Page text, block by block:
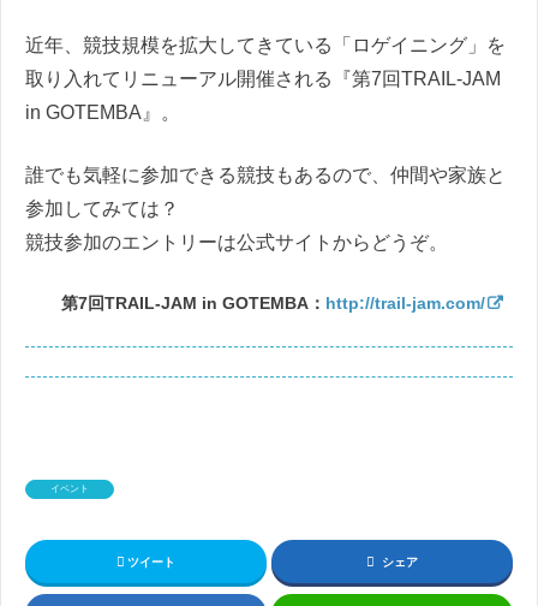
近年、競技規模を拡大してきている「ロゲイニング」を
取り入れてリニューアル開催される『第7回TRAIL-JAM
in GOTEMBA』。
誰でも気軽に参加できる競技もあるので、仲間や家族と
参加してみては？
競技参加のエントリーは公式サイトからどうぞ。
第7回TRAIL-JAM in GOTEMBA： http://trail-jam.com/
イベント
ツイート シェア